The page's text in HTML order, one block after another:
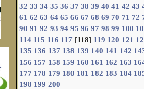
32 33 34 35 36 37 38 39 40 41 42 43
61 62 63 64 65 66 67 68 69 70 71 72
90 91 92 93 94 95 96 97 98 99 100
114 115 116 117 [118] 119 120 121
135 136 137 138 139 140 141 142
156 157 158 159 160 161 162 163
177 178 179 180 181 182 183 184
198 199 200